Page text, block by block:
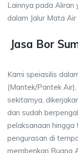
Lainnya pada Aliran
dalam Jalur Mata
Jasa Bor
Kami speiasilis
(Mantek/Pantek
sekitarnya,
dan sudah
pelaksanaan hingga
pengurasan di
memberikan Ruang